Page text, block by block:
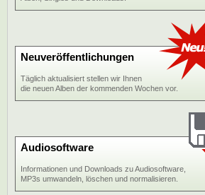
Neuveröffentlichungen
Täglich aktualisiert stellen wir Ihnen
die neuen Alben der kommenden Wochen vor.
Audiosoftware
Informationen und Downloads zu Audiosoftware,
MP3s umwandeln, löschen und normalisieren.